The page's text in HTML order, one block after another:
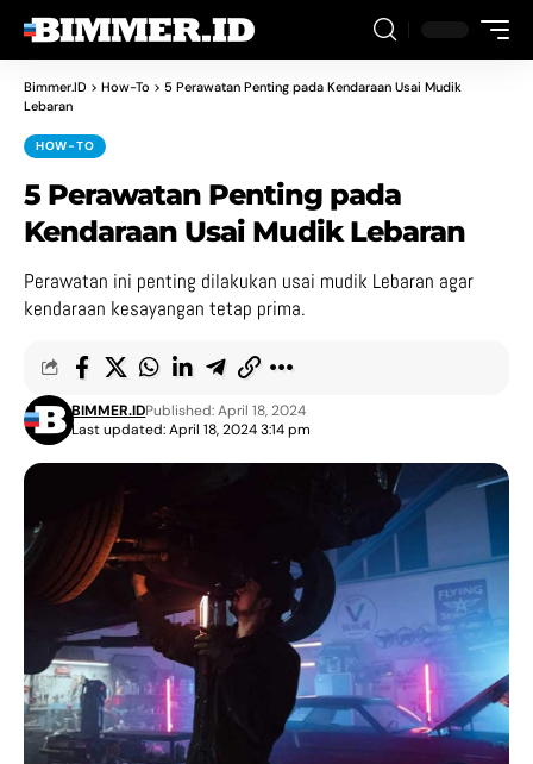
Bimmer.ID > How-To > 5 Perawatan Penting pada Kendaraan Usai Mudik
Lebaran
HOW-TO
5 Perawatan Penting pada
Kendaraan Usai Mudik Lebaran
Perawatan ini penting dilakukan usai mudik Lebaran agar
kendaraan kesayangan tetap prima.
Last updated: April 18, 2024 3:14 pm
BIMMER.IDPublished: April 18, 2024